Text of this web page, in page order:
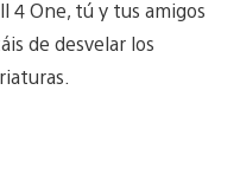
4 One, tú y tus amigos
de desvelar los